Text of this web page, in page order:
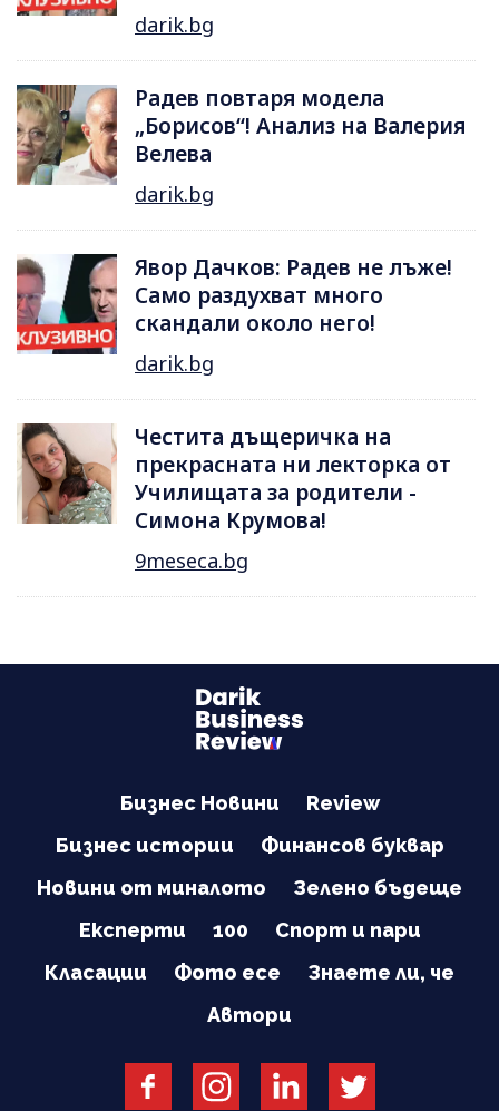
darik.bg
Радев повтаря модела
„Борисов“! Анализ на Валерия
Велева
darik.bg
Явор Дачков: Радев не лъже!
Само раздухват много
скандали около него!
darik.bg
Честита дъщеричка на
прекрасната ни лекторка от
Училищата за родители -
Симона Крумова!
9meseca.bg
Бизнес Новини
Review
Бизнес истории
Финансов буквар
Новини от миналото
Зелено бъдеще
Експерти
100
Спорт и пари
Класации
Фото есе
Знаете ли, че
Автори